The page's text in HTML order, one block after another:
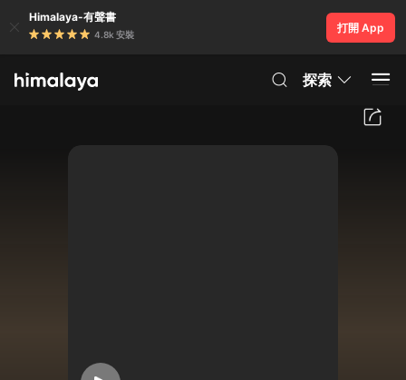
Himalaya-有聲書
4.8k 安裝
打開 App
探索